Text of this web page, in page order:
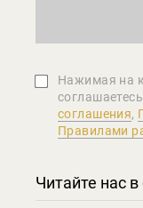
Нажимая на
соглашения,
Правилами
Читайте нас в